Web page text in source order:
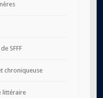
SFFF
chroniqueuse
littéraire